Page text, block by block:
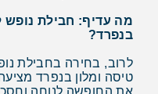
מה עדיף: חבילת נופש
בנפרד?
לרוב, בחירה בחבילת
טיסה ומלון בנפרד
את החופשה לנוחה